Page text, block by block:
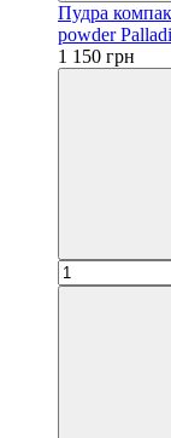
Пудра
powder
1 150 грн